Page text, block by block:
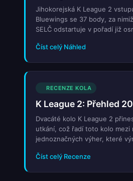
Jihokorejská K League 2
Bluewings se 37 body, za
SELČ odstartuje v pořadí již
Číst celý Náhled
RECENZE KOLA
K League 2: Přehled
Dvacáté kolo K League 2
utkání, což řadí toto kolo
jednoznačných výher, které
Číst celý Recenze